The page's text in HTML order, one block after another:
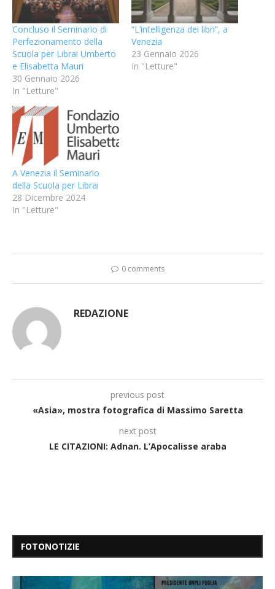
Concluso il Seminario di
Perfezionamento della
Scuola per Librai Umberto
e Elisabetta Mauri
30 Gennaio 2026
In "Letture"
“L’intelligenza dei libri”, a
Venezia
23 Gennaio 2026
In "Letture"
A Venezia il Seminario
della Scuola per Librai
28 Dicembre 2024
In "Letture"
0 comments
REDAZIONE
previous post
«Asia», mostra fotografica di Massimo Saretta
next post
LE CITAZIONI: Adnan. L’Apocalisse araba
FOTONOTIZIE